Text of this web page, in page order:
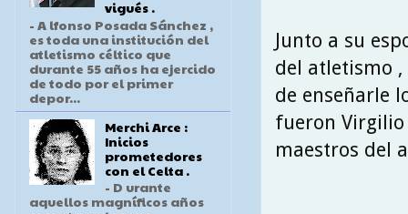
Junto a su
del atletismo ,
de enseñarle
fueron Virgilio
maestros del
vigués .
- A lfonso Posada Sánchez ,
es toda una institución del
atletismo céltico que
durante 55 años ha ejercido
de todo por el primer
depor...
Merchi Arce :
Inicios
prometedores
con el Celta .
- D urante
aquellos magníficos años